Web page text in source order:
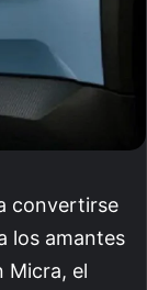
convertirse
los amantes
Micra, el